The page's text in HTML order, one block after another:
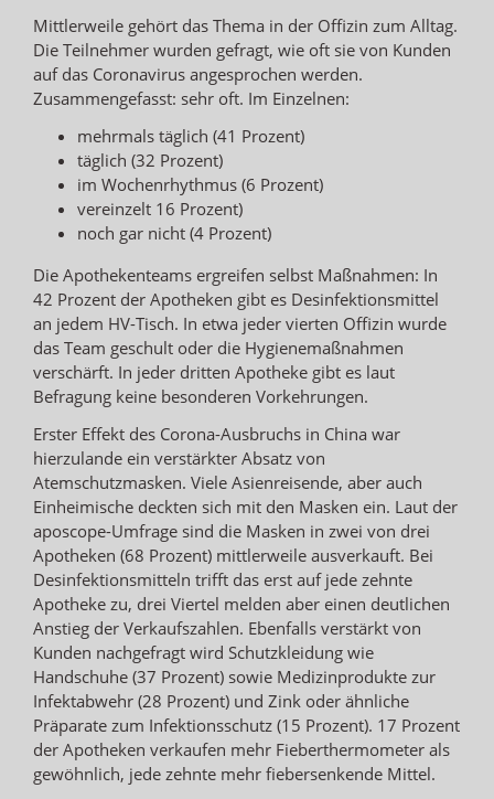
Mittlerweile gehört das Thema in der Offizin zum Alltag.
Die Teilnehmer wurden gefragt, wie oft sie von Kunden
auf das Coronavirus angesprochen werden.
Zusammengefasst: sehr oft. Im Einzelnen:
mehrmals täglich (41 Prozent)
täglich (32 Prozent)
im Wochenrhythmus (6 Prozent)
vereinzelt 16 Prozent)
noch gar nicht (4 Prozent)
Die Apothekenteams ergreifen selbst Maßnahmen: In
42 Prozent der Apotheken gibt es Desinfektionsmittel
an jedem HV-Tisch. In etwa jeder vierten Offizin wurde
das Team geschult oder die Hygienemaßnahmen
verschärft. In jeder dritten Apotheke gibt es laut
Befragung keine besonderen Vorkehrungen.
Erster Effekt des Corona-Ausbruchs in China war
hierzulande ein verstärkter Absatz von
Atemschutzmasken. Viele Asienreisende, aber auch
Einheimische deckten sich mit den Masken ein. Laut der
aposcope-Umfrage sind die Masken in zwei von drei
Apotheken (68 Prozent) mittlerweile ausverkauft. Bei
Desinfektionsmitteln trifft das erst auf jede zehnte
Apotheke zu, drei Viertel melden aber einen deutlichen
Anstieg der Verkaufszahlen. Ebenfalls verstärkt von
Kunden nachgefragt wird Schutzkleidung wie
Handschuhe (37 Prozent) sowie Medizinprodukte zur
Infektabwehr (28 Prozent) und Zink oder ähnliche
Präparate zum Infektionsschutz (15 Prozent). 17 Prozent
der Apotheken verkaufen mehr Fieberthermometer als
gewöhnlich, jede zehnte mehr fiebersenkende Mittel.